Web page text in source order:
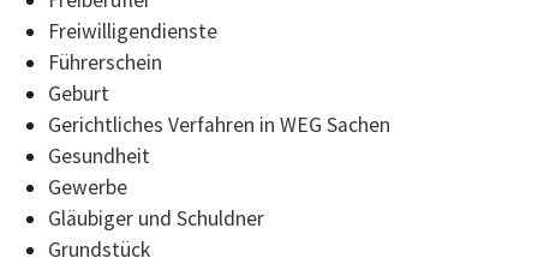
Freiwilligendienste
Führerschein
Geburt
Gerichtliches Verfahren in WEG Sachen
Gesundheit
Gewerbe
Gläubiger und Schuldner
Grundstück